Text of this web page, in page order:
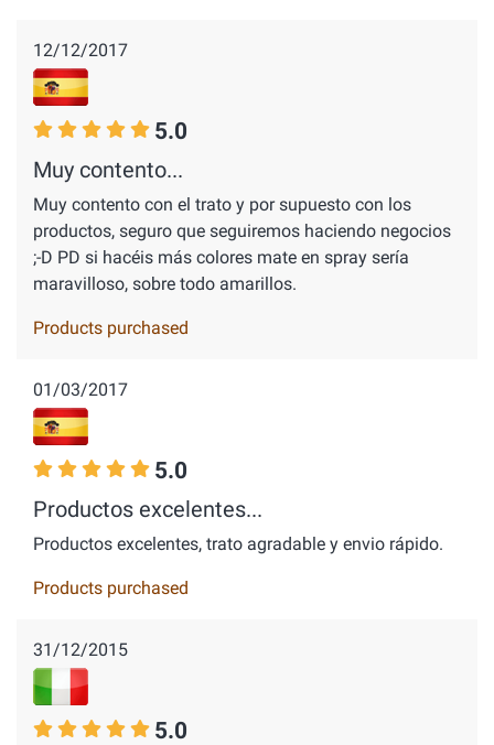
12/12/2017
5.0
Muy contento...
Muy contento con el trato y por supuesto con los
productos, seguro que seguiremos haciendo negocios
;-D PD si hacéis más colores mate en spray sería
maravilloso, sobre todo amarillos.
Products purchased
01/03/2017
5.0
Productos excelentes...
Productos excelentes, trato agradable y envio rápido.
Products purchased
31/12/2015
5.0